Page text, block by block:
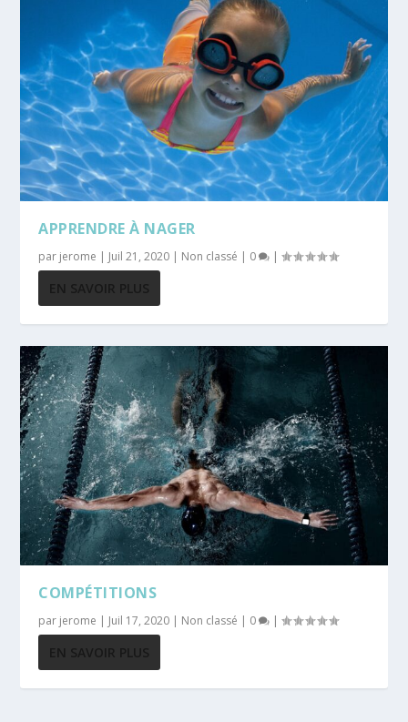
APPRENDRE À NAGER
par jerome | Juil 21, 2020 | Non classé | 0 |
COMPÉTITIONS
par jerome | Juil 17, 2020 | Non classé | 0 |